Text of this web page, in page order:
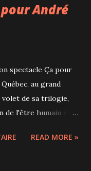
André
spectacle Ça pour
au grand
volet de sa trilogie,
l'être humain en
terre à terre. Parmi
READ MORE »